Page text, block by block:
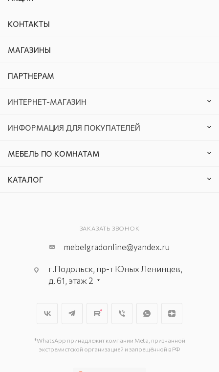
КОНТАКТЫ
МАГАЗИНЫ
ПАРТНЕРАМ
ИНТЕРНЕТ-МАГАЗИН
ИНФОРМАЦИЯ ДЛЯ ПОКУПАТЕЛЕЙ
МЕБЕЛЬ ПО КОМНАТАМ
КАТАЛОГ
ЗАКАЗАТЬ ЗВОНОК
mebelgradonline@yandex.ru
г.Подольск, пр-т Юных Ленинцев,
д. 61, этаж 2
г. Подольск, ул. Станционная, д. 11
*WhatsApp принадлежит компании Meta, признанной
экстремистской организацией и запрещённой в РФ